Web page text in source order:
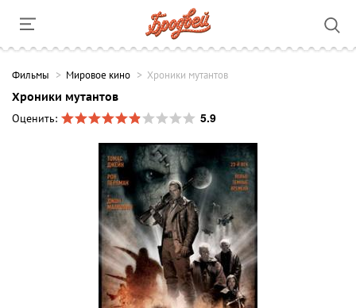
Фильмы Мировое кино Хроники мутантов
Хроники мутантов
Оценить:
5.9